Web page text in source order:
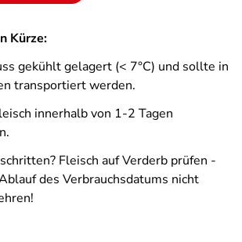
Kürze:
gekühlt gelagert (< 7°C) und sollte in
transportiert werden.
innerhalb von 1-2 Tagen
Fleisch auf Verderb prüfen -
des Verbrauchsdatums nicht